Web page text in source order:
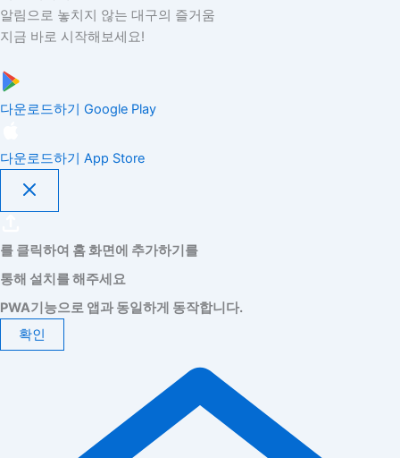
알림으로 놓치지 않는 대구의 즐거움
지금 바로 시작해보세요!
다운로드하기 Google Play
다운로드하기 App Store
를 클릭하여 홈 화면에 추가하기를
통해 설치를 해주세요
PWA기능으로 앱과 동일하게 동작합니다.
확인